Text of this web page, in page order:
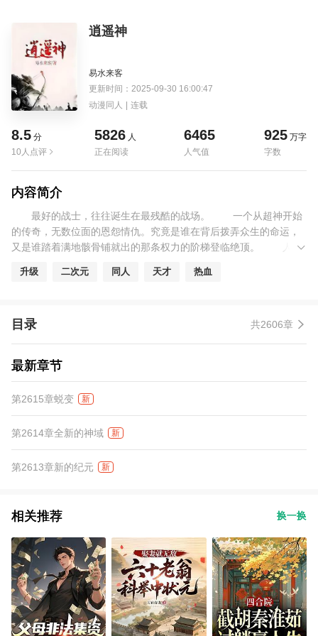
逍遥神
易水来客
更新时间：2025-09-30 16:00:47
动漫同人 | 连载
8.5 分
10人点评
5826 人
正在阅读
6465
人气值
925 万字
字数
内容简介
最好的战士，往往诞生在最残酷的战场。 一个从超神开始
的传奇，无数位面的恩怨情仇。究竟是谁在背后拨弄众生的命运，
又是谁踏着满地骸骨铺就出的那条权力的阶梯登临绝顶。 人类
被慢慢实现。于是我们向往永生，向往爱情，向往天使和化解灾难
升级 二次元 同人 天才 热血
目录 共2606章
最新章节
第2615章蜕变 新
第2614章全新的神域 新
第2613章新的纪元 新
相关推荐 换一换